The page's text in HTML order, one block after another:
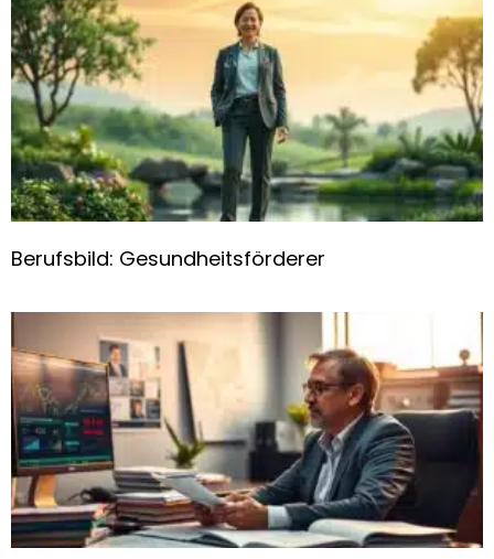
Berufsbild: Gesundheitsförderer